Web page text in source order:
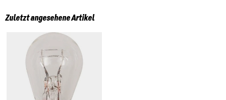
Zuletzt angesehene Artikel